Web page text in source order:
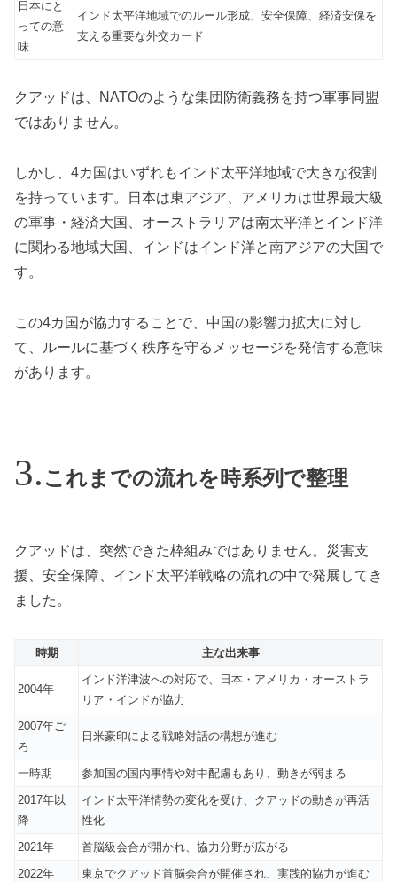
日本にと
っての意
味
インド太平洋地域でのルール形成、安全保障、経済安保を
支える重要な外交カード
クアッドは、NATOのような集団防衛義務を持つ軍事同盟
ではありません。
しかし、4カ国はいずれもインド太平洋地域で大きな役割
を持っています。日本は東アジア、アメリカは世界最大級
の軍事・経済大国、オーストラリアは南太平洋とインド洋
に関わる地域大国、インドはインド洋と南アジアの大国で
す。
この4カ国が協力することで、中国の影響力拡大に対し
て、ルールに基づく秩序を守るメッセージを発信する意味
があります。
これまでの流れを時系列で整理
クアッドは、突然できた枠組みではありません。災害支
援、安全保障、インド太平洋戦略の流れの中で発展してき
ました。
時期 主な出来事
2004年
インド洋津波への対応で、日本・アメリカ・オーストラ
リア・インドが協力
2007年ご
ろ
日米豪印による戦略対話の構想が進む
一時期
参加国の国内事情や対中配慮もあり、動きが弱まる
2017年以
降
インド太平洋情勢の変化を受け、クアッドの動きが再活
性化
2021年
首脳級会合が開かれ、協力分野が広がる
2022年
東京でクアッド首脳会合が開催され、実践的協力が進む